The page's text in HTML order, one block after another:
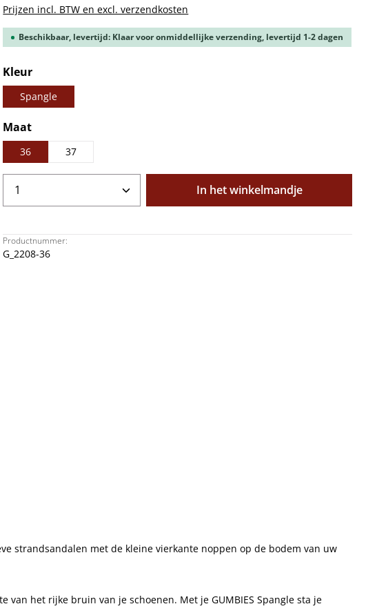
Prijzen incl. BTW en excl. verzendkosten
Beschikbaar, levertijd: Klaar voor onmiddellijke verzending, levertijd 1-2 dagen
Selecteer
Kleur
Spangle
Selecteer
Maat
36 37
Producthoeveelheid: Voer de gewenste
In het winkelmandje
Productnummer:
G_2208-36
strandsandalen met de kleine vierkante noppen op de bodem van uw
het rijke bruin van je schoenen. Met je GUMBIES Spangle sta je